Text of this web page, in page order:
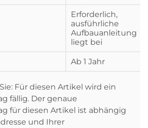
Erforderlich,
ausführliche
Aufbauanleitung
liegt bei
Ab 1 Jahr
Für diesen Artikel wird ein
fällig. Der genaue
für diesen Artikel ist abhängig
und Ihrer